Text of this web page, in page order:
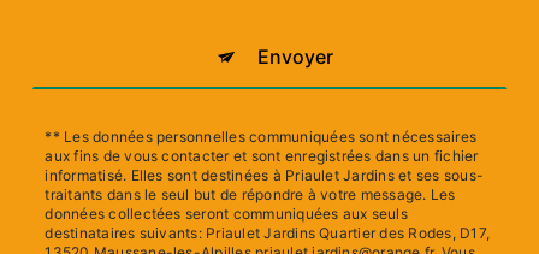
Envoyer
** Les données personnelles communiquées sont nécessaires
aux fins de vous contacter et sont enregistrées dans un fichier
informatisé. Elles sont destinées à Priaulet Jardins et ses sous-
traitants dans le seul but de répondre à votre message. Les
données collectées seront communiquées aux seuls
destinataires suivants: Priaulet Jardins Quartier des Rodes, D17,